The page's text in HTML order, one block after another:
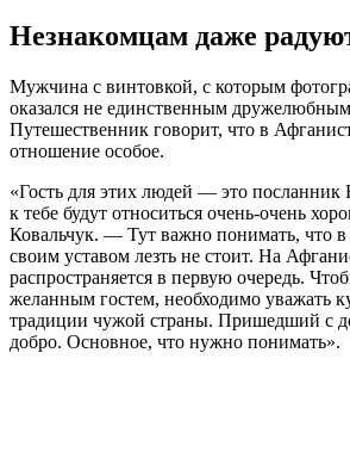
Незнакомцам даже
Мужчина с винтовкой, с которым
оказался не единственным
Путешественник говорит, что в
отношение особое.
«Гость для этих людей — это посланник
к тебе будут относиться очень-очень
Ковальчук. — Тут важно понимать, что
своим уставом лезть не стоит. На
распространяется в первую очередь.
желанным гостем, необходимо уважать
традиции чужой страны. Пришедший с
добро. Основное, что нужно понимать».